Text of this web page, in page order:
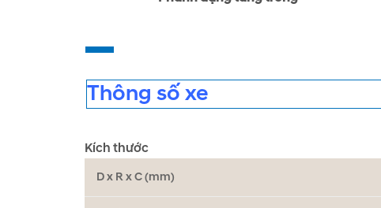
Thông số xe
Kích thước
D x R x C (mm)